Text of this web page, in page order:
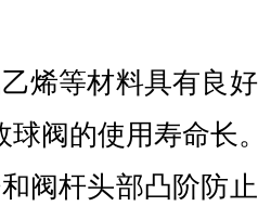
烯等材料具有良
球阀的使用寿命长
阀杆头部凸阶防